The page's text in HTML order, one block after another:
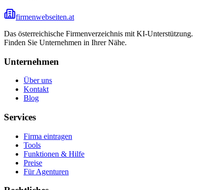
firmenwebseiten.at
Das österreichische Firmenverzeichnis mit KI-Unterstützung.
Finden Sie Unternehmen in Ihrer Nähe.
Unternehmen
Über uns
Kontakt
Blog
Services
Firma eintragen
Tools
Funktionen & Hilfe
Preise
Für Agenturen